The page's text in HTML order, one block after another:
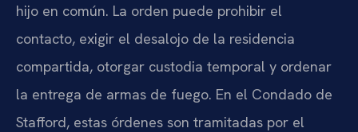
hijo en común. La orden puede prohibir el
contacto, exigir el desalojo de la residencia
compartida, otorgar custodia temporal y ordenar
la entrega de armas de fuego. En el Condado de
Stafford, estas órdenes son tramitadas por el